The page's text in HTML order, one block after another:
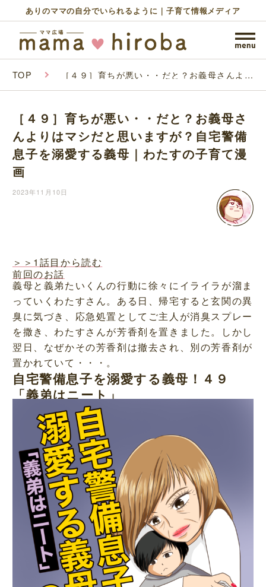
ありのママの自分でいられるように｜子育て情報メディア
TOP ［４９］育ちが悪い・・だと？お義母さんより
る義母｜わたすの子育て漫画
［４９］育ちが悪い・・だと？お義母さ
んよりはマシだと思いますが？自宅警備
息子を溺愛する義母｜わたすの子育て漫
画
2023年11月10日
＞＞1話目から読む
前回のお話
義母と義弟たいくんの行動に徐々にイライラが溜ま
っていくわたすさん。ある日、帰宅すると玄関の異
臭に気づき、応急処置としてご主人が消臭スプレー
を撒き、わたすさんが芳香剤を置きました。しかし
翌日、なぜかその芳香剤は撤去され、別の芳香剤が
置かれていて・・・。
自宅警備息子を溺愛する義母！４９
「義弟はニート」